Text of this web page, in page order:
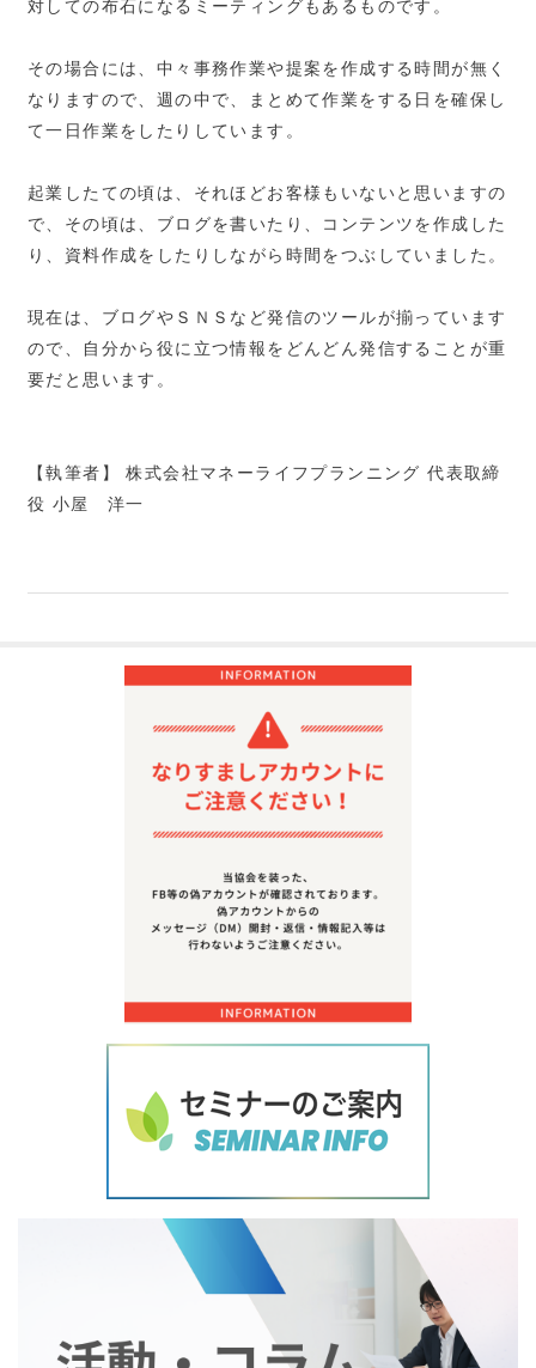
対しての布石になるミーティングもあるものです。
その場合には、中々事務作業や提案を作成する時間が無く
なりますので、週の中で、まとめて作業をする日を確保し
て一日作業をしたりしています。
起業したての頃は、それほどお客様もいないと思いますの
で、その頃は、ブログを書いたり、コンテンツを作成した
り、資料作成をしたりしながら時間をつぶしていました。
現在は、ブログやＳＮＳなど発信のツールが揃っています
ので、自分から役に立つ情報をどんどん発信することが重
要だと思います。
【執筆者】 株式会社マネーライフプランニング 代表取締
役 小屋 洋一